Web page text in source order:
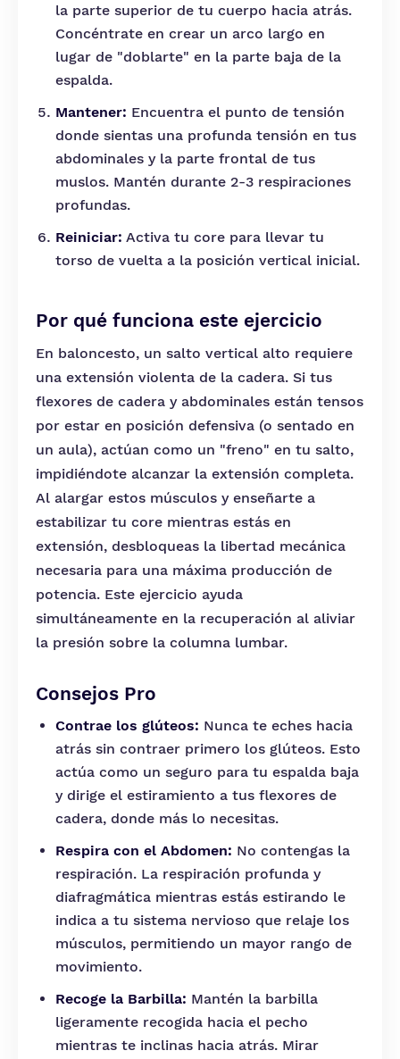
la parte superior de tu cuerpo hacia atrás.
Concéntrate en crear un arco largo en
lugar de "doblarte" en la parte baja de la
espalda.
Mantener: Encuentra el punto de tensión
donde sientas una profunda tensión en tus
abdominales y la parte frontal de tus
muslos. Mantén durante 2-3 respiraciones
profundas.
Reiniciar: Activa tu core para llevar tu
torso de vuelta a la posición vertical inicial.
Por qué funciona este ejercicio
En baloncesto, un salto vertical alto requiere
una extensión violenta de la cadera. Si tus
flexores de cadera y abdominales están tensos
por estar en posición defensiva (o sentado en
un aula), actúan como un "freno" en tu salto,
impidiéndote alcanzar la extensión completa.
Al alargar estos músculos y enseñarte a
estabilizar tu core mientras estás en
extensión, desbloqueas la libertad mecánica
necesaria para una máxima producción de
potencia. Este ejercicio ayuda
simultáneamente en la recuperación al aliviar
la presión sobre la columna lumbar.
Consejos Pro
Contrae los glúteos: Nunca te eches hacia
atrás sin contraer primero los glúteos. Esto
actúa como un seguro para tu espalda baja
y dirige el estiramiento a tus flexores de
cadera, donde más lo necesitas.
Respira con el Abdomen: No contengas la
respiración. La respiración profunda y
diafragmática mientras estás estirando le
indica a tu sistema nervioso que relaje los
músculos, permitiendo un mayor rango de
movimiento.
Recoge la Barbilla: Mantén la barbilla
ligeramente recogida hacia el pecho
mientras te inclinas hacia atrás. Mirar